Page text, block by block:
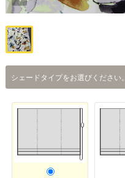
シェードタイプをお選びください。